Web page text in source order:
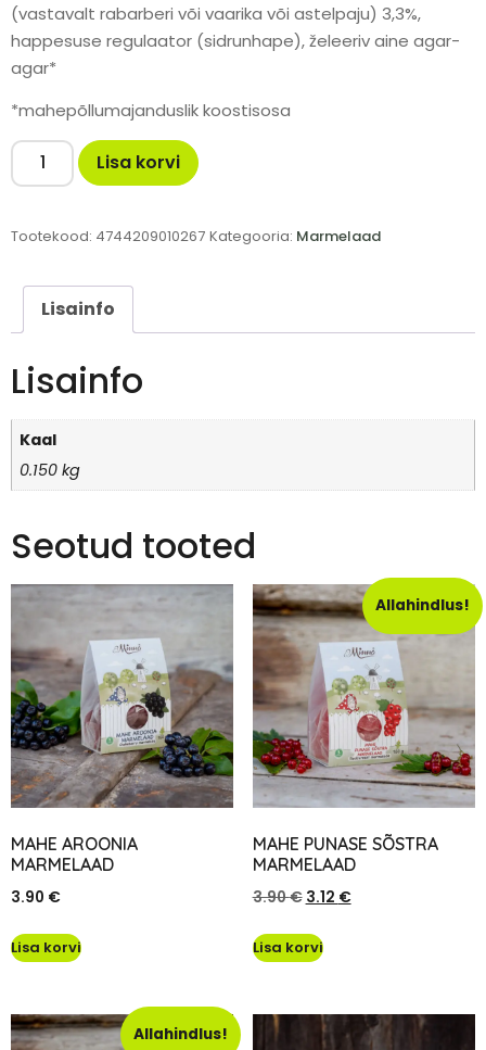
(vastavalt rabarberi või vaarika või astelpaju) 3,3%,
happesuse regulaator (sidrunhape), želeeriv aine agar-
agar*
*mahepõllumajanduslik koostisosa
Lisa korvi
Tootekood: 4744209010267 Kategooria: Marmelaad
Lisainfo
Lisainfo
Kaal
0.150 kg
Seotud tooted
MAHE AROONIA
MARMELAAD
3.90 €
Lisa korvi
Allahindlus!
MAHE PUNASE SÕSTRA
MARMELAAD
3.90€ 3.12 €
Lisa korvi
Allahindlus!